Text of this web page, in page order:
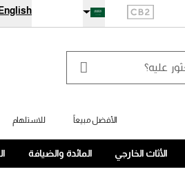
English
الأفضل مبيعاً للاستلهام
الأثاث الخارجي المائدة والضيافة